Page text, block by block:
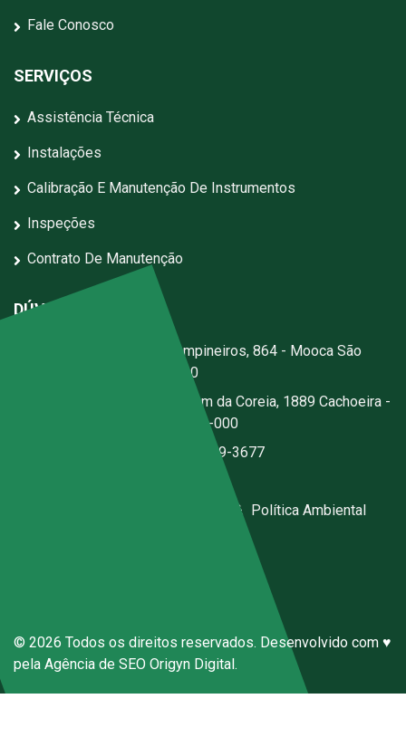
Fale Conosco
SERVIÇOS
Assistência Técnica
Instalações
Calibração E Manutenção De Instrumentos
Inspeções
Contrato De Manutenção
DÚVIDAS?
Rua dos Campineiros, 864 - Mooca São
Paulo - SP - CEP: 03167-020
Estrada Jerusalém da Coreia, 1889 Cachoeira -
Santa Isabel - SP - CEP 07500-000
(11) 97059-3677
Política Ambiental
© 2026 Todos os direitos reservados. Desenvolvido com ♥
pela Agência de SEO Origyn Digital.